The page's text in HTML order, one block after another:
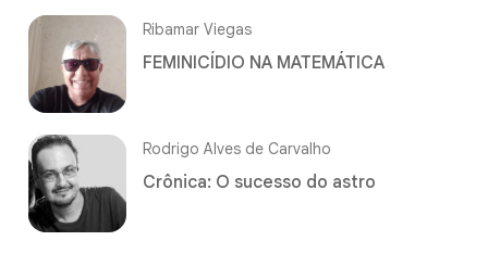
Ribamar Viegas
FEMINICÍDIO NA MATEMÁTICA
Rodrigo Alves de Carvalho
Crônica: O sucesso do astro